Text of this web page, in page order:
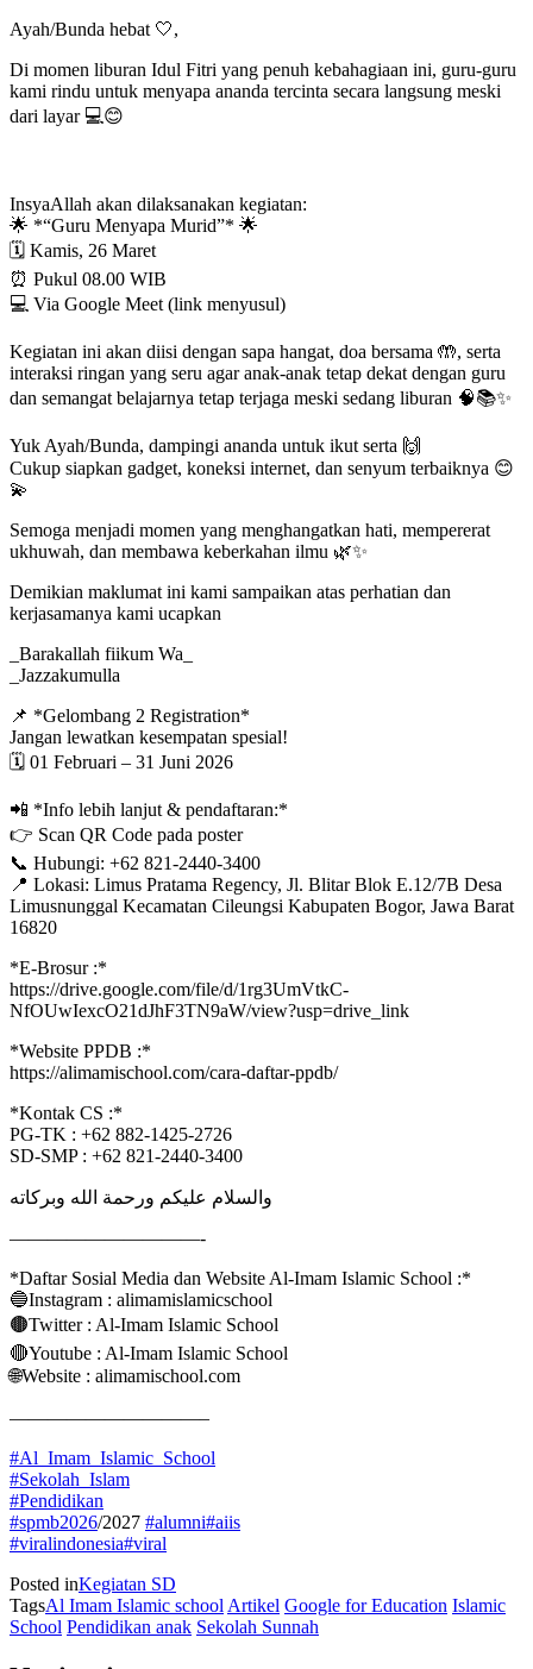
Ayah/Bunda hebat 🤍,
Di momen liburan Idul Fitri yang penuh kebahagiaan ini, guru-guru
kami rindu untuk menyapa ananda tercinta secara langsung meski
dari layar 💻😊
InsyaAllah akan dilaksanakan kegiatan:
🌟 *“Guru Menyapa Murid”* 🌟
🗓 Kamis, 26 Maret
⏰ Pukul 08.00 WIB
💻 Via Google Meet (link menyusul)
Kegiatan ini akan diisi dengan sapa hangat, doa bersama 🤲, serta
interaksi ringan yang seru agar anak-anak tetap dekat dengan guru
dan semangat belajarnya tetap terjaga meski sedang liburan 🧠📚✨
Yuk Ayah/Bunda, dampingi ananda untuk ikut serta 🙌
Cukup siapkan gadget, koneksi internet, dan senyum terbaiknya 😊
💫
Semoga menjadi momen yang menghangatkan hati, mempererat
ukhuwah, dan membawa keberkahan ilmu 🌿✨
Demikian maklumat ini kami sampaikan atas perhatian dan
kerjasamanya kami ucapkan
_Barakallah fiikum Wa_
_Jazzakumulla
📌 *Gelombang 2 Registration*
Jangan lewatkan kesempatan spesial!
🗓 01 Februari – 31 Juni 2026
📲 *Info lebih lanjut & pendaftaran:*
👉 Scan QR Code pada poster
📞 Hubungi: ‪+62 821-2440-3400‬
📍 Lokasi: Limus Pratama Regency, Jl. Blitar Blok E.12/7B Desa
Limusnunggal Kecamatan Cileungsi Kabupaten Bogor, Jawa Barat
16820
*E-Brosur :*
https://drive.google.com/file/d/1rg3UmVtkC-
NfOUwIexcO21dJhF3TN9aW/view?usp=drive_link
*Website PPDB :*
https://alimamischool.com/cara-daftar-ppdb/
*Kontak CS :*
PG-TK : ‪+62 882-1425-2726‬
SD-SMP : ‪+62 821-2440-3400‬
والسلام عليكم ورحمة الله وبركاته
——————————-
*Daftar Sosial Media dan Website Al-Imam Islamic School :*
🔵Instagram : alimamislamicschool
🟤Twitter : Al-Imam Islamic School
🔴Youtube : Al-Imam Islamic School
🌐Website : alimamischool.com
——————————–
#Al_Imam_Islamic_School
#Sekolah_Islam
#Pendidikan
#spmb2026/2027 #alumni#aiis
#viralindonesia#viral
Posted inKegiatan SD
TagsAl Imam Islamic school Artikel Google for Education Islamic
School Pendidikan anak Sekolah Sunnah